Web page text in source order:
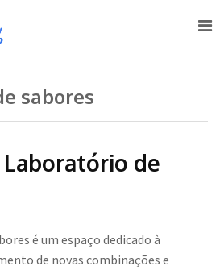
sabores
Laboratório de
é um espaço dedicado à
de novas combinações e